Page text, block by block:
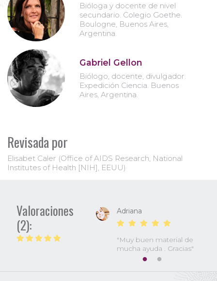
Bióloga y docente de nivel
secundario. Colegio Goethe.
Boulogne, Buenos Aires,
Argentina.
Gabriel Gellon
Biólogo, docente, divulgador.
Expedición Ciencia. Buenos
Aires, Argentina.
Revisada por
Elisabet Caler (Office of AIDS Research, National
Institutes of Health [NIH], EEUU)
Valoraciones
(2):
Adriana
"Muy buen material de
mucha ayuda . Gracias"